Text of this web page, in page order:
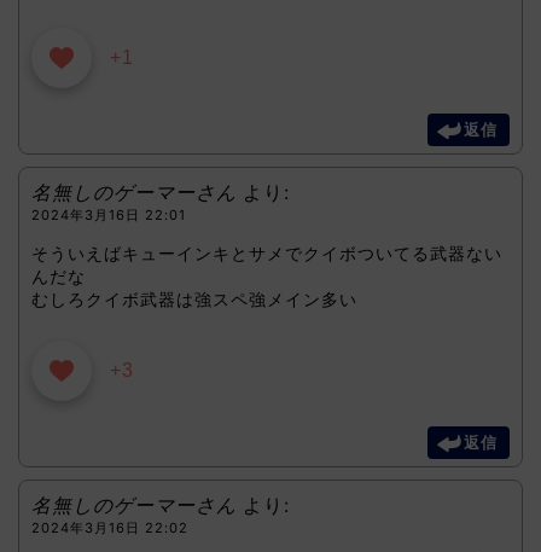
+1
返信
名無しのゲーマーさん より:
2024年3月16日 22:01
そういえばキューインキとサメでクイボついてる武器ない
んだな
むしろクイボ武器は強スペ強メイン多い
+3
返信
名無しのゲーマーさん より:
2024年3月16日 22:02